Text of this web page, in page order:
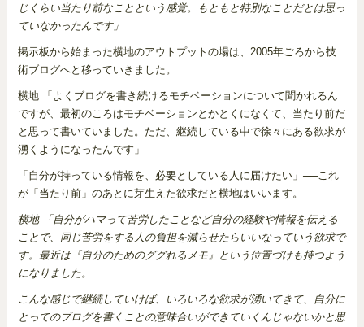
じくらい当たり前なことという感覚。もともと特別なことだとは思っ
ていなかったんです」
掲示板から始まった横地のアウトプットの場は、2005年ごろから技
術ブログへと移っていきました。
横地 「よくブログを書き続けるモチベーションについて聞かれるん
ですが、最初のころはモチベーションとかとくになくて、当たり前だ
と思って書いていました。ただ、継続している中で徐々にある欲求が
湧くようになったんです」
「自分が持っている情報を、必要としている人に届けたい」──これ
が「当たり前」のあとに芽生えた欲求だと横地はいいます。
横地 「自分がハマって苦労したことなど自分の経験や情報を伝える
ことで、同じ苦労をする人の負担を減らせたらいいなっていう欲求で
す。最近は『自分のためのググれるメモ』という位置づけも持つよう
になりました。
こんな感じで継続していけば、いろいろな欲求が湧いてきて、自分に
とってのブログを書くことの意味合いができていくんじゃないかと思